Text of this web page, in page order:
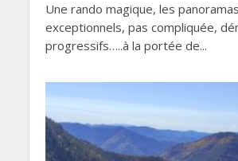
Une rando magique, les
exceptionnels, pas compliquée,
progressifs…..à la portée de...